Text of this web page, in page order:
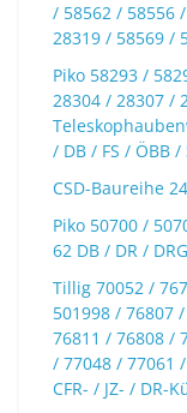
/ 58562 / 58556
28319 / 58569 /
Piko 58293 /
28304 / 28307 /
/ DB / FS / ÖBB /
CSD-Baureihe
Piko 50700 /
62 DB / DR / DRG
Tillig 70052 /
501998 / 76807
76811 / 76808 /
/ 77048 / 77061
CFR- / JZ- / DR-